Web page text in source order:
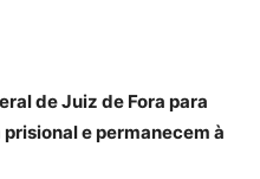
de Juiz de Fora para
e permanecem à